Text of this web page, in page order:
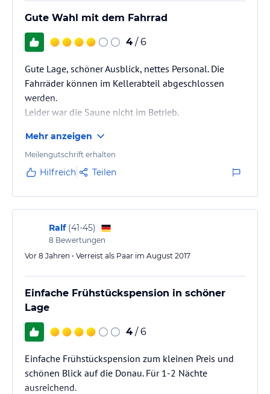
Gute Wahl mit dem Fahrrad
4 / 6
Gute Lage, schöner Ausblick, nettes Personal. Die
Fahrräder können im Kellerabteil abgeschlossen
werden.
Leider war die Saune nicht im Betrieb.
Mehr anzeigen
Meilengutschrift erhalten
Hilfreich Teilen
Ralf (41-45)
8 Bewertungen
Vor 8 Jahren • Verreist als Paar im August 2017
Einfache Frühstückspension in schöner
Lage
4 / 6
Einfache Frühstückspension zum kleinen Preis und
schönen Blick auf die Donau. Für 1-2 Nächte
ausreichend.